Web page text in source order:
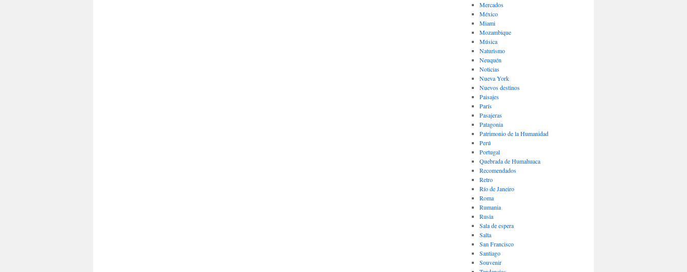
Mercados
México
Miami
Mozambique
Música
Naturismo
Neuquén
Noticias
Nueva York
Nuevos destinos
Paisajes
Parí­s
Pasajeras
Patagonia
Patrimonio de la Humanidad
Perú
Portugal
Quebrada de Humahuaca
Recomendados
Retro
Río de Janeiro
Roma
Rumania
Rusia
Sala de espera
Salta
San Francisco
Santiago
Souvenir